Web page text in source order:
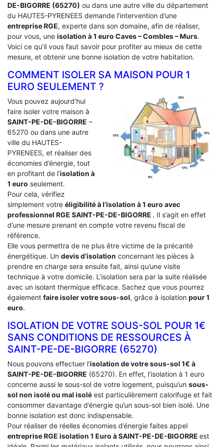
DE-BIGORRE (65270) ou dans une autre ville du département
du HAUTES-PYRENEES demande l’intervention d’une
entreprise RGE, experte dans son domaine, afin de réaliser,
pour vous, une isolation à 1 euro Caves – Combles – Murs.
Voici ce qu’il vous faut savoir pour profiter au mieux de cette
mesure, et obtenir une bonne isolation de votre habitation.
COMMENT ISOLER SA MAISON POUR 1
EURO SEULEMENT ?
Vous pouvez aujourd’hui
faire isoler votre maison à
SAINT-PE-DE-BIGORRE –
65270 ou dans une autre
ville du HAUTES-
PYRENEES, et réaliser des
économies d’énergie, tout
en profitant de l’isolation à
1 euro seulement.
Pour cela, vérifiez
simplement votre éligibilité à l’isolation à 1 euro avec
professionnel RGE SAINT-PE-DE-BIGORRE . Il s’agit en effet
d’une mesure prenant en compte votre revenu fiscal de
référence.
Elle vous permettra de ne plus être victime de la précarité
énergétique. Un devis d’isolation concernant les pièces à
prendre en charge sera ensuite fait, ainsi qu’une visite
technique à votre domicile. L’isolation sera par la suite réalisée
avec un isolant thermique efficace. Sachez que vous pourrez
également faire isoler votre sous-sol, grâce à isolation pour 1
euro.
ISOLATION DE VOTRE SOUS-SOL POUR 1€
SANS CONDITIONS DE RESSOURCES À
‎SAINT-PE-DE-BIGORRE (65270)
Nous pouvons effectuer l’isolation de votre sous-sol 1€ à
SAINT-PE-DE-BIGORRE (65270). En effet, l’isolation à 1 euro
concerne aussi le sous-sol de votre logement, puisqu’un sous-
sol non isolé ou mal isolé est particulièrement calorifuge et fait
consommer davantage d’énergie qu’un sous-sol bien isolé. Une
bonne isolation est donc indispensable.
Pour réaliser de réelles économies d’énergie faites appel
entreprise RGE isolation 1 Euro à SAINT-PE-DE-BIGORRE est